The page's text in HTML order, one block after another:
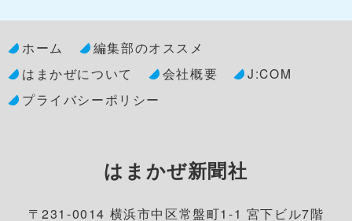
ホーム
編集部のオススメ
はまかぜについて
会社概要
J:COM
プライバシーポリシー
はまかぜ新聞社
〒231-0014 横浜市中区常盤町1-1 宮下ビル7階